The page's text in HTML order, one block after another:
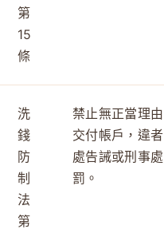
第
15
條
洗
錢
防
制
法
第
禁止無正當理由
交付帳戶，違者
處告誡或刑事處
罰。